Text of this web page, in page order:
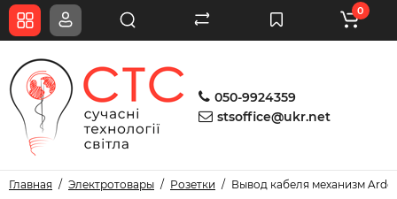
050-9924359
stsoffice@ukr.net
0
Главная Электротовары Розетки Вывод кабеля механизм